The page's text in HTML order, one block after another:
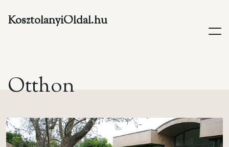
KosztolanyiOldal.hu
Otthon